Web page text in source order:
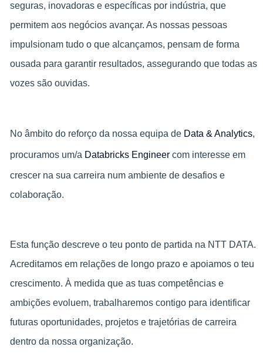
seguras, inovadoras e específicas por indústria, que
permitem aos negócios avançar. As nossas pessoas
impulsionam tudo o que alcançamos, pensam de forma
ousada para garantir resultados, assegurando que todas as
vozes são ouvidas.
No âmbito do reforço da nossa equipa de Data & Analytics,
procuramos um/a Databricks Engineer com interesse em
crescer na sua carreira num ambiente de desafios e
colaboração.
Esta função descreve o teu ponto de partida na NTT DATA.
Acreditamos em relações de longo prazo e apoiamos o teu
crescimento. À medida que as tuas competências e
ambições evoluem, trabalharemos contigo para identificar
futuras oportunidades, projetos e trajetórias de carreira
dentro da nossa organização.